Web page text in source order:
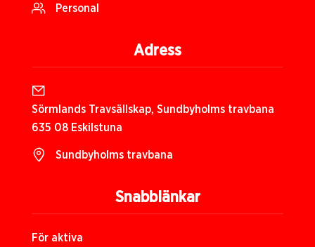
Snabblänkar
För aktiva
Personal
Adress
Sörmlands Travsällskap, Sundbyholms travbana
635 08 Eskilstuna
Sundbyholms travbana